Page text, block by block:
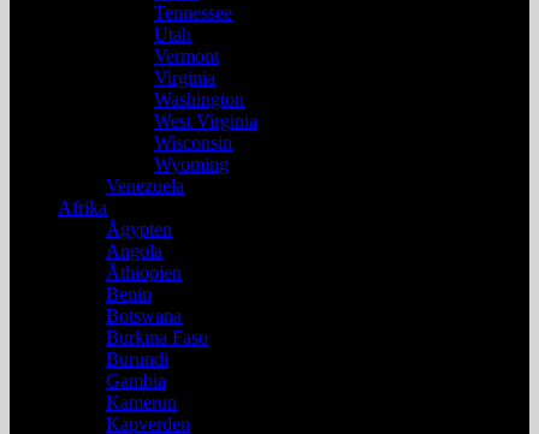
Tennessee
Utah
Vermont
Virginia
Washington
West Virginia
Wisconsin
Wyoming
Venezuela
Afrika
Ägypten
Angola
Äthiopien
Benin
Botswana
Burkina Faso
Burundi
Gambia
Kamerun
Kapverden